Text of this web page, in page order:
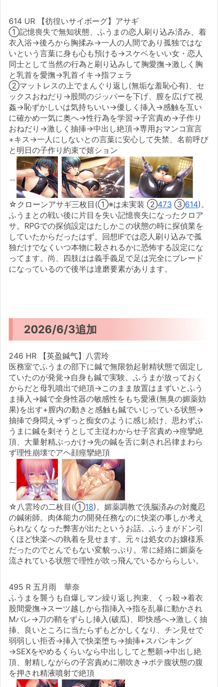
614 UR 【彷徨いサイボーグ】アサギ
①記憶喪失で無知状態、ふうまの恋人刷り込み済み、着
衣入浴→後ろから胸揉み→一人の人間であり孤独ではな
いという言葉に身も心も預ける→スケベをいい女・恋人
同士として当然の行為と刷り込みして胸愛撫→激しく胸
と乳首を愛撫→乳首イキ→指フェラ
②マットレスの上でまんぐり返し(無垢な羞恥心有)、セ
ックスおねだり→股間のジッパーを下げ、膣を広げて視
姦→恥ずかしいは気持ちいい→優しく挿入→感触を互い
に確かめ一気に奥へ→性行為を学習→子宮責め→子作り
おねだり→激しく抽挿→中出し絶頂→専用おマンコ宣言
+キス→一人にしないとの言葉に安心して失禁、名前呼び
と明日の子作り約束で嬉ション
＿
☆クローンアサギ三枚目(①※は未実装 ②473 ③614)。
ふうまとの戦い後に片目を失い記憶喪失になったクロア
サ。RPGでの探偵設定はたしかこの状態の時に探偵業を
していたからだったはず。回想IFでは恋人刷り込みで孤
独だけでなくいつ本物に殺されるかに恐怖する設定にな
ってます。尚、四肢はは義手義足で足は完全にブレード
になっているので後半は達磨要素があります。
2026/6/3追加
246 HR 【英盈鍼气】八雲玲
医務室でふうまの部下に鍼で無限勃起射精状態で固定し
ていたのが発覚→自身も鍼で実験、ふうまが放っておく
からだと母乳噴出で絶頂→このまま放置はまずいとふう
ま挿入→鍼で全身性器の敏感性をもち愛液(無臭の媚薬効
果)を出す+膣内の動きと感触も鍼でいじっている状態→
抽挿で身悶え→ずっと痴女のように感じ続け、思わずふ
うまに鍼を刺そうとして主従わからせ子宮責め→痙攣絶
頂、大量射精ぶっかけ→先の鍼を舌に刺され呂律まわら
ず理性崩壊でアヘ顔痙攣絶頂
＿
☆八雲玲の二枚目(①18)。媚薬調教で洗脳済みの対魔忍
の鍼術師。肉体能力の開発任務なのに快楽の事しか考え
られなくなった弊害が出たというお話。ふうまがドン引
くほど快楽への執着を見せます。元々は処女のお嬢様系
だったのでとんでもない変貌っぷり。常に経絡に媚薬を
流されている状態で理性が吹っ飛んでいるかららしい。
495 R 五月雨 華奈
ふうまを襲うも自爆しマン繰り返し拘束、くっ殺→着衣
股間愛撫→スーツ越しから指挿入→指を乱暴に動かされ
Mバレ→刀の鞘をずらし挿入(破瓜)、即快感へ→激しく抽
挿、良いところに当たらずもどかしくなり、チン見せで
弱弱しい拒否→挿入で快楽堕ち→抽挿+スパンキング
→SEXをやめるくらいなら中出ししてと懇願→中出し絶
頂、射精しながらの子宮責めに潮吹き→ボテ腹状態の腹
を押され精液噴射で絶頂